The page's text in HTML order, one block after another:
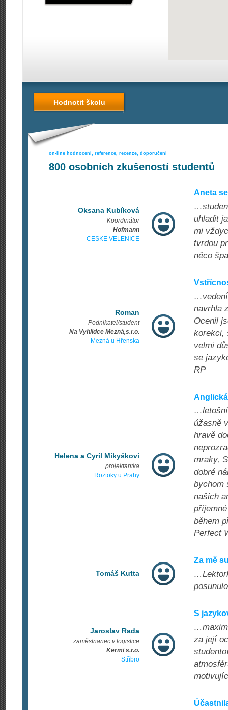
Hodnotit školu
on-line hodnocení, reference, recenze, doporučení
800 osobních zkušeností studentů
Oksana Kubíková
Koordinátor
Hofmann
CESKE VELENICE
Aneta
uhladit
mi
tvrdou
něco
Roman
Podnikatel/student
Na Vyhlídce Mezná,s.r.o.
Mezná u Hřenska
…vedení
navrhla
Ocenil
korekci,
velmi
se
RP
Helena a Cyril Mikyškovi
projektantka
Roztoky u Prahy
úžasně
hravě
mraky,
dobré
bychom
našich
během
Perfect
Tomáš Kutta
Za mě
Jaroslav Rada
zaměstnanec v logistice
Kermi s.r.o.
Stříbro
S
za její